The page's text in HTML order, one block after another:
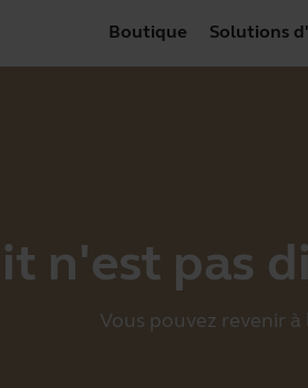
Boutique Solutions
n'est pas
Vous pouvez revenir